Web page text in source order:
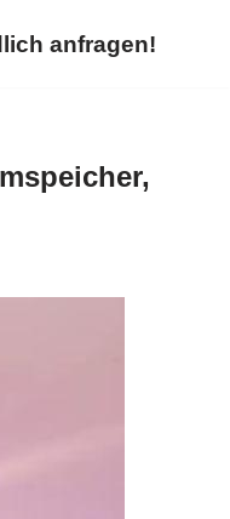
anfragen!